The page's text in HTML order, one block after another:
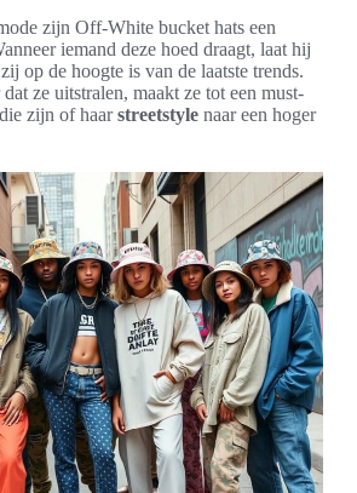
zijn Off-White bucket hats een
iemand deze hoed draagt, laat hij
op de hoogte is van de laatste trends.
ze uitstralen, maakt ze tot een must-
zijn of haarstreetstyle naar een hoger